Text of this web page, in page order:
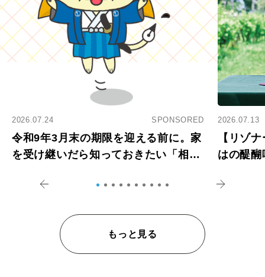
2026.07.24 SPONSORED
令和9年3月末の期限を迎える前に。家
を受け継いだら知っておきたい「相続
2026.07.13
【リゾ
はの醍
もっと見る